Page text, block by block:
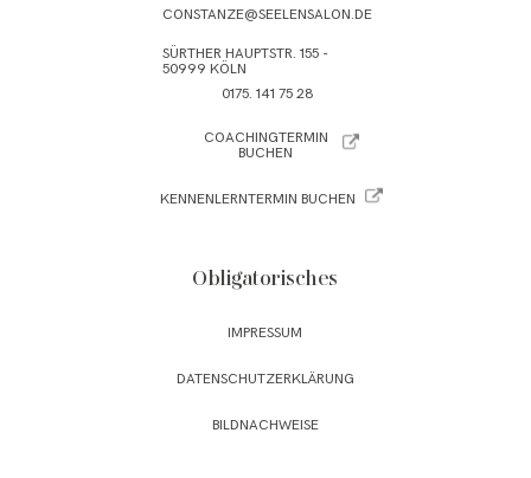
Obligatorisches
IMPRESSUM
CONSTANZE@SEELENSALON.DE
SÜRTHER HAUPTSTR. 155 -
50999 KÖLN
DATENSCHUTZERKLÄRUNG
BILDNACHWEISE
0175. 141 75 28
COACHINGTERMIN
BUCHEN
KENNENLERNTERMIN BUCHEN